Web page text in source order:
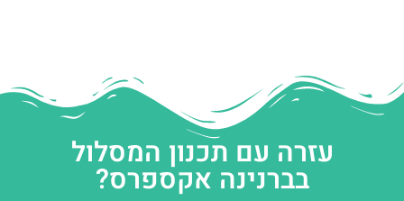
עזרה עם תכנון המסלול
בברנינה אקספרס?